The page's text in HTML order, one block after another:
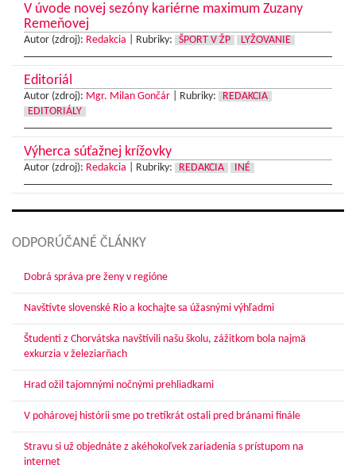
V úvode novej sezóny kariérne maximum Zuzany
Remeňovej
Autor (zdroj): Redakcia Rubriky: ŠPORT V ŽP LYŽOVANIE
Editoriál
Autor (zdroj): Mgr. Milan Gončár Rubriky:
REDAKCIA
EDITORIÁLY
Výherca súťažnej krížovky
Autor (zdroj): Redakcia Rubriky: REDAKCIA INÉ
ODPORÚČANÉ ČLÁNKY
Dobrá správa pre ženy v regióne
Navštívte slovenské Rio a kochajte sa úžasnými výhľadmi
Študenti z Chorvátska navštívili našu školu, zážitkom bola najmä
exkurzia v železiarňach
Hrad ožil tajomnými nočnými prehliadkami
V pohárovej histórii sme po tretíkrát ostali pred bránami finále
Stravu si už objednáte z akéhokoľvek zariadenia s prístupom na
internet